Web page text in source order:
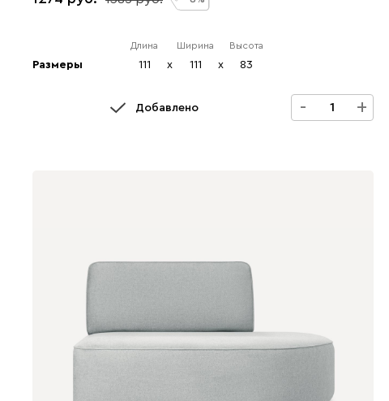
Размеры
Длина
111 x
Ширина
111 x
Высота
83
Добавлено - +